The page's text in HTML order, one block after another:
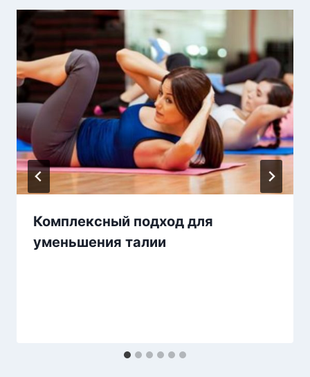
Комплексный подход для
уменьшения талии